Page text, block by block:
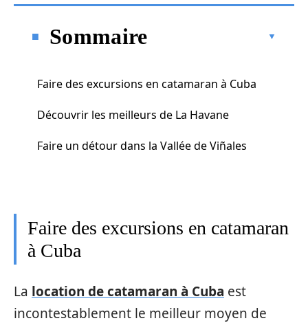
Sommaire
Faire des excursions en catamaran à Cuba
Découvrir les meilleurs de La Havane
Faire un détour dans la Vallée de Viñales
Faire des excursions en catamaran
à Cuba
La location de catamaran à Cuba est
incontestablement le meilleur moyen de